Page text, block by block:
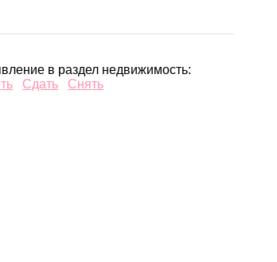
в раздел недвижимость:
Сдать Снять